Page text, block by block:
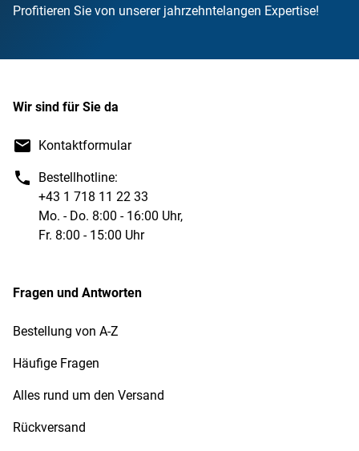
Profitieren Sie von unserer jahrzehntelangen Expertise!
Wir sind für Sie da
Kontaktformular
Bestellhotline:
+43 1 718 11 22 33
Mo. - Do. 8:00 - 16:00 Uhr,
Fr. 8:00 - 15:00 Uhr
Fragen und Antworten
Bestellung von A-Z
Häufige Fragen
Alles rund um den Versand
Rückversand